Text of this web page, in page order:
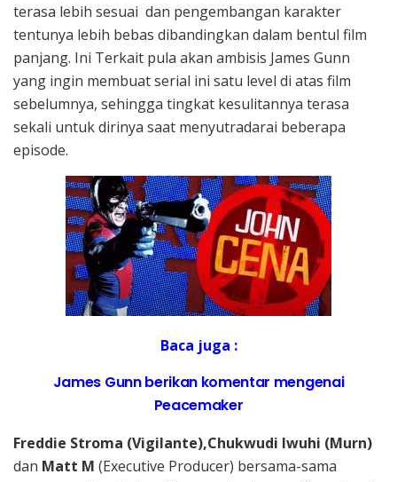
terasa lebih sesuai dan pengembangan karakter
tentunya lebih bebas dibandingkan dalam bentul film
panjang. Ini Terkait pula akan ambisis James Gunn
yang ingin membuat serial ini satu level di atas film
sebelumnya, sehingga tingkat kesulitannya terasa
sekali untuk dirinya saat menyutradarai beberapa
episode.
Baca juga :
James Gunn berikan komentar mengenai
Peacemaker
Freddie Stroma (Vigilante),Chukwudi Iwuhi (Murn)
dan Matt M (Executive Producer) bersama-sama